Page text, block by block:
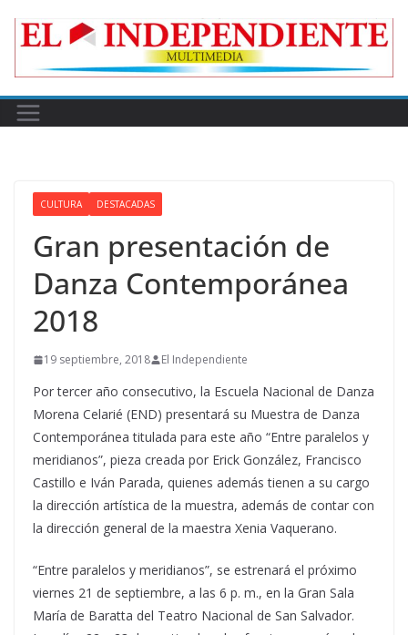
CULTURA DESTACADAS
Gran presentación de
Danza Contemporánea
2018
19 septiembre, 2018 El Independiente
Por tercer año consecutivo, la Escuela Nacional de Danza
Morena Celarié (END) presentará su Muestra de Danza
Contemporánea titulada para este año “Entre paralelos y
meridianos”, pieza creada por Erick González, Francisco
Castillo e Iván Parada, quienes además tienen a su cargo
la dirección artística de la muestra, además de contar con
la dirección general de la maestra Xenia Vaquerano.
“Entre paralelos y meridianos”, se estrenará el próximo
viernes 21 de septiembre, a las 6 p. m., en la Gran Sala
María de Baratta del Teatro Nacional de San Salvador.